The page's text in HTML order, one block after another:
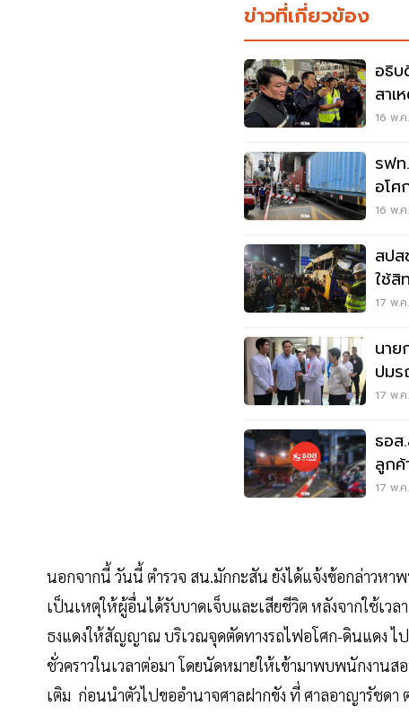
ข่าวที่เกี่ยวข้อง
อธิ
สาเ
ดิน
16 พ.
รฟท
อโ
ขบว
16 พ.
สปส
ใช้สิ
17 พ.
นา
ปม
เยีย
17 พ.
ธอส
ลูกค้
17 พ.
นอกจากนี้ วันนี้ ตำรวจ สน.มักกะสัน ยังได้แจ้งข้อกล่าวห
เป็นเหตุให้ผู้อื่นได้รับบาดเจ็บและเสียชีวิต หลังจากใช้เว
ธงแดงให้สัญญาณ บริเวณจุดตัดทางรถไฟอโศก-ดินแดง
ชั่วคราวในเวลาต่อมา โดยนัดหมายให้เข้ามาพบพนักงาน
เติม ก่อนนำตัวไปขออำนาจศาลฝากขัง ที่ ศาลอาญารัชดา